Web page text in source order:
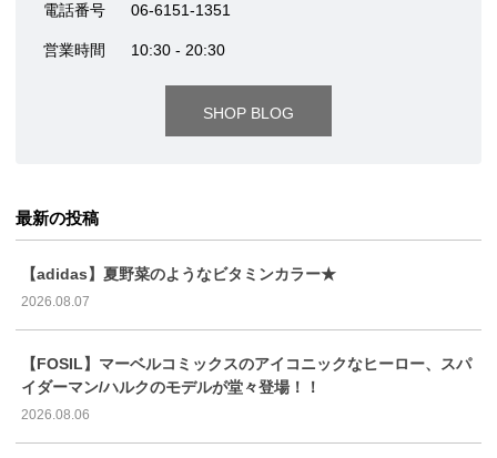
電話番号 06-6151-1351
営業時間 10:30 - 20:30
SHOP BLOG
最新の投稿
【adidas】夏野菜のようなビタミンカラー★
2026.08.07
【FOSIL】マーベルコミックスのアイコニックなヒーロー、スパ
イダーマン/ハルクのモデルが堂々登場！！
2026.08.06